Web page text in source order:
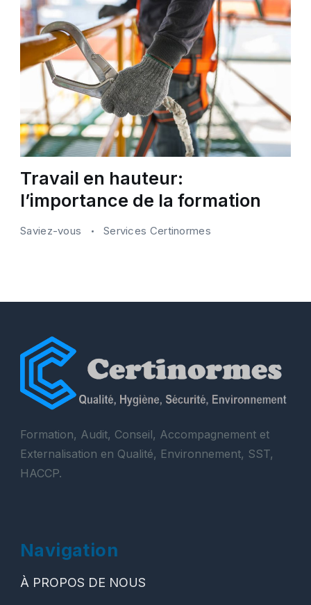
Travail en hauteur:
l’importance de la formation
Saviez-vous Services Certinormes
Formation, Audit, Conseil, Accompagnement et
Externalisation en Qualité, Environnement, SST,
HACCP.
Navigation
À PROPOS DE NOUS